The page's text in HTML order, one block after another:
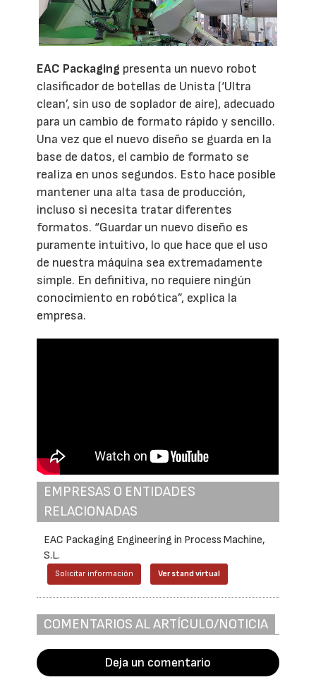
EAC Packaging presenta un nuevo robot
clasificador de botellas de Unista (‘Ultra
clean’, sin uso de soplador de aire), adecuado
para un cambio de formato rápido y sencillo.
Una vez que el nuevo diseño se guarda en la
base de datos, el cambio de formato se
realiza en unos segundos. Esto hace posible
mantener una alta tasa de producción,
incluso si necesita tratar diferentes
formatos. “Guardar un nuevo diseño es
puramente intuitivo, lo que hace que el uso
de nuestra máquina sea extremadamente
simple. En definitiva, no requiere ningún
conocimiento en robótica”, explica la
empresa.
EMPRESAS O ENTIDADES
RELACIONADAS
EAC Packaging Engineering in Process Machine,
S.L.
Solicitar información Ver stand virtual
COMENTARIOS AL ARTÍCULO/NOTICIA
Deja un comentario